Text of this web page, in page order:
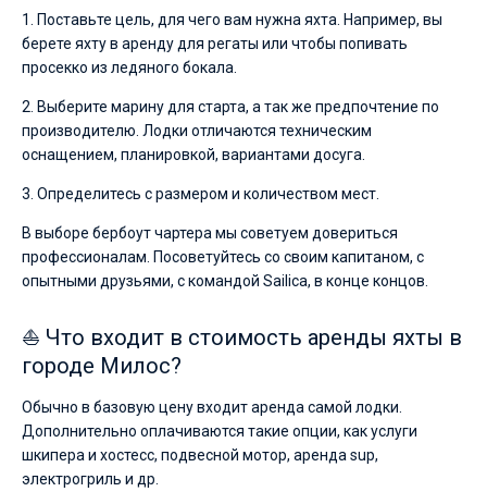
не
представляют
себе
без
паруса.
прокатом
яхт
вы
увидите
окрестности
Милоса
совершенно
новой
стороны,
изучите
1. Поставьте цель, для чего вам нужна яхта. Например, вы
берете яхту в аренду для регаты или чтобы попивать
просекко из ледяного бокала.
2. Выберите марину для старта, а так же предпочтение по
производителю. Лодки отличаются техническим
оснащением, планировкой, вариантами досуга.
3. Определитесь с размером и количеством мест.
В выборе бербоут чартера мы советуем довериться
профессионалам. Посоветуйтесь со своим капитаном, с
опытными друзьями, с командой Sailica, в конце концов.
⛵ Что входит в стоимость аренды яхты в
городе Милос?
Обычно в базовую цену входит аренда самой лодки.
Дополнительно оплачиваются такие опции, как услуги
шкипера и хостесс, подвесной мотор, аренда sup,
электрогриль и др.